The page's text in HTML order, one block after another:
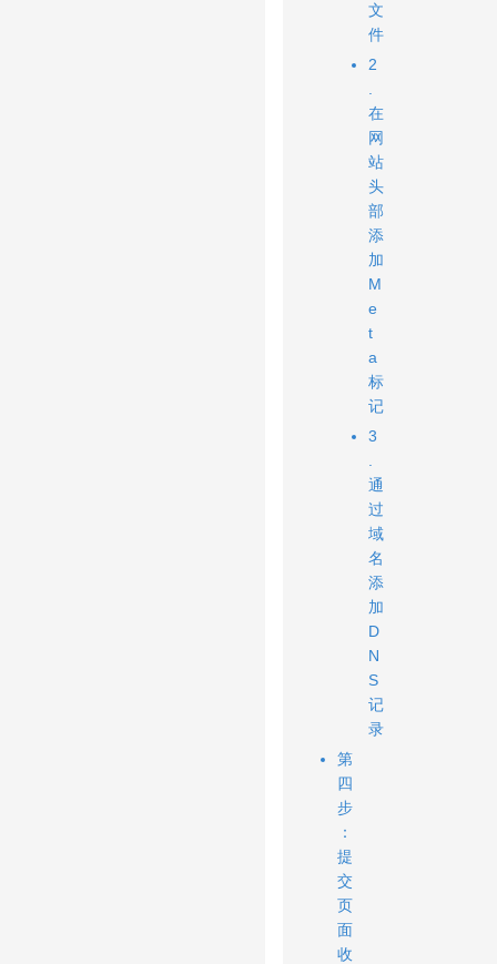
文
件
2
在
网
站
头
部
添
加
M
e
t
a
标
记
3
通
过
域
名
添
加
D
N
S
记
录
第
四
步
：
提
交
页
面
收